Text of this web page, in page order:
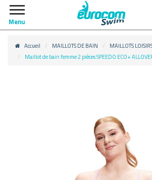
Menu
Accueil MAILLOTS DE BAIN
MAILLOTS
Maillot de bain femme 2 pièces SPEEDO ECO+